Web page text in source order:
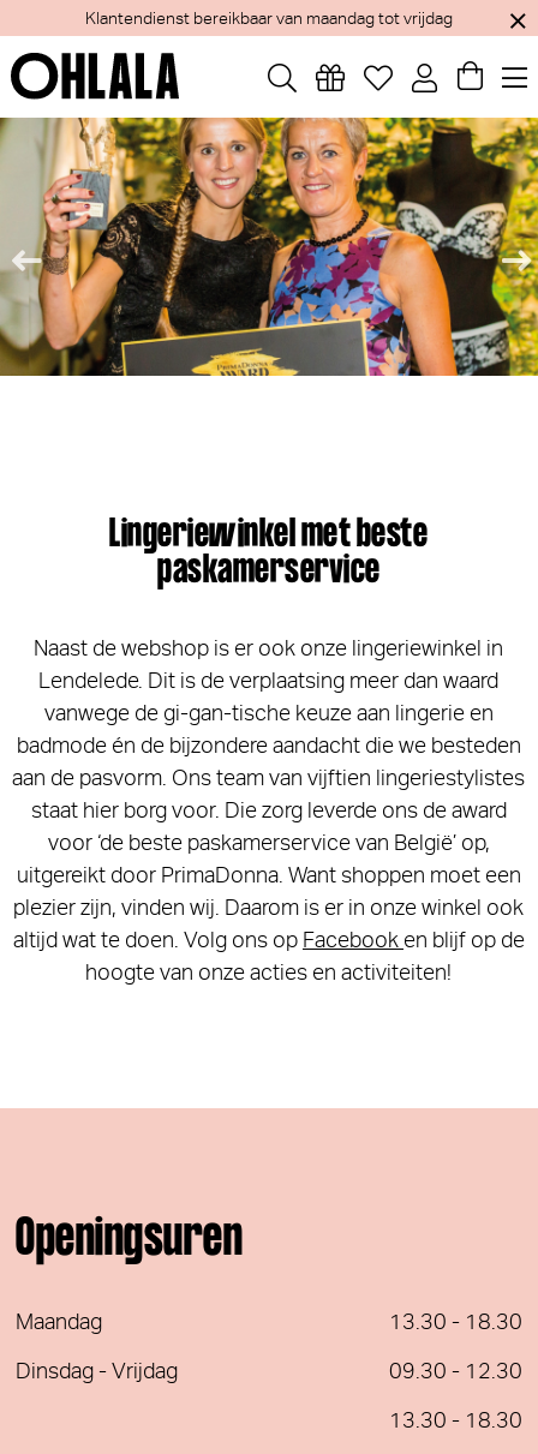
Jaarlijks verlof van 1 tem 15 augustus - Webshop blijft open
Lingeriewinkel met beste
paskamerservice
Naast de webshop is er ook onze lingeriewinkel in
Lendelede. Dit is de verplaatsing meer dan waard
vanwege de gi-gan-tische keuze aan lingerie en
badmode én de bijzondere aandacht die we besteden
aan de pasvorm. Ons team van vijftien lingeriestylistes
staat hier borg voor. Die zorg leverde ons de award
voor ‘de beste paskamerservice van België’ op,
uitgereikt door PrimaDonna. Want shoppen moet een
plezier zijn, vinden wij. Daarom is er in onze winkel ook
altijd wat te doen. Volg ons op Facebook en blijf op de
hoogte van onze acties en activiteiten!
Openingsuren
Maandag
13.30 - 18.30
Dinsdag - Vrijdag
09.30 - 12.30
13.30 - 18.30